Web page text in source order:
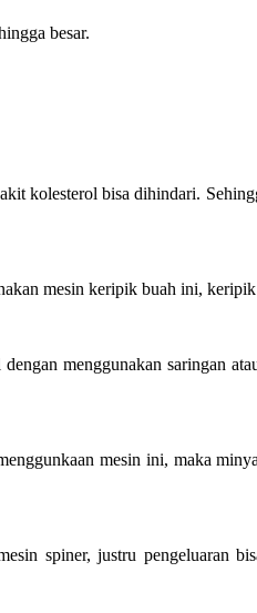
besar.
kolesterol bisa dihindari.
mesin keripik buah ini,
menggunakan saringan
mesin ini, maka
spiner, justru pengeluaran